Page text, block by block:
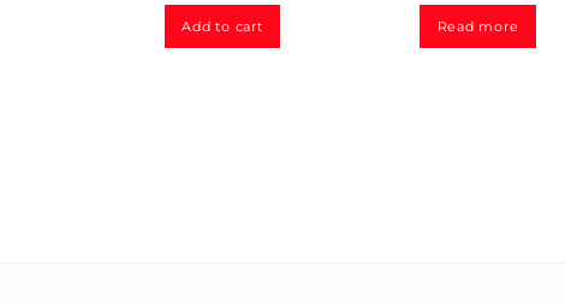
e
0
Add to cart
e
d
0
Read more